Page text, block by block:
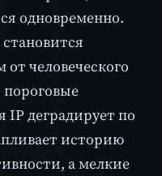
одновременно.
человеческого
IP деградирует по
историю
а мелкие